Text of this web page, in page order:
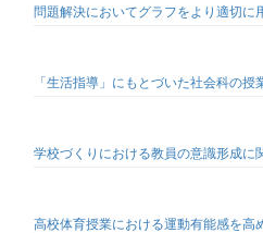
問題解決においてグラフをより適切
「生活指導」にもとづいた社会科の
学校づくりにおける教員の意識形成に
高校体育授業における運動有能感を